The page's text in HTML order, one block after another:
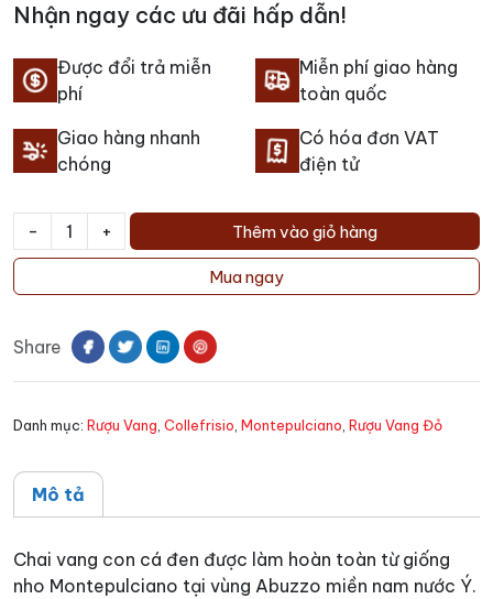
Nhận ngay các ưu đãi hấp dẫn!
Được đổi trả miễn
phí
Miễn phí giao hàng
toàn quốc
Giao hàng nhanh
chóng
Có hóa đơn VAT
điện tử
-
Rượu
In
Out
Chai
+ Thêm vào giỏ hàng
Mua ngay
Share
Danh mục: Rượu Vang, Collefrisio, Montepulciano, Rượu Vang Đỏ
Mô tả
Chai vang con cá đen được làm hoàn toàn từ giống
nho Montepulciano tại vùng Abuzzo miền nam nước Ý.